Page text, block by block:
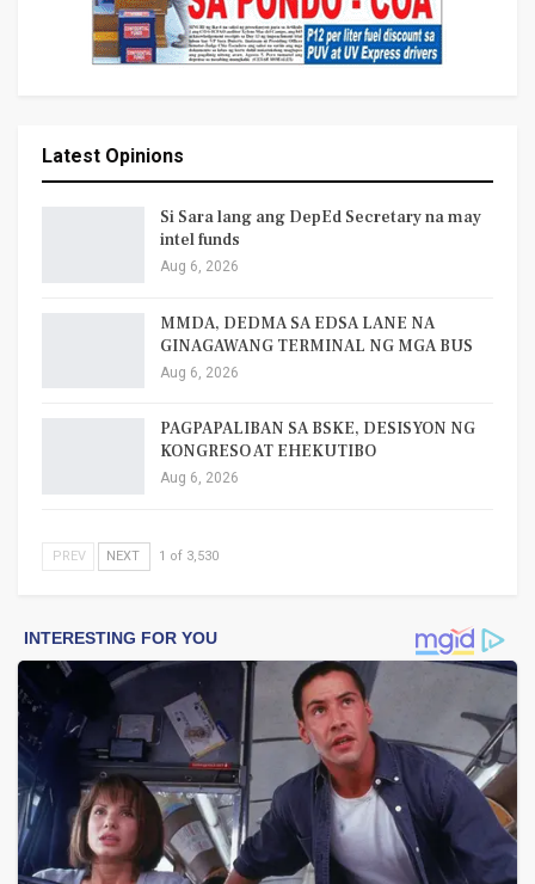
Latest Opinions
Si Sara lang ang DepEd Secretary na may
intel funds
Aug 6, 2026
MMDA, DEDMA SA EDSA LANE NA
GINAGAWANG TERMINAL NG MGA BUS
Aug 6, 2026
PAGPAPALIBAN SA BSKE, DESISYON NG
KONGRESO AT EHEKUTIBO
Aug 6, 2026
PREV NEXT 1 of 3,530